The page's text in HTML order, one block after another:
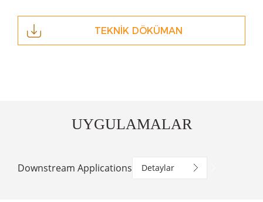
TEKNİK DÖKÜMAN
UYGULAMALAR
Downstream Applications Detaylar